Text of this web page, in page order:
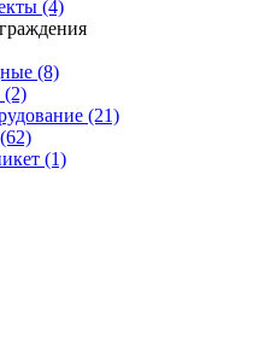
(4)
(8)
(2)
(21)
(62)
(1)